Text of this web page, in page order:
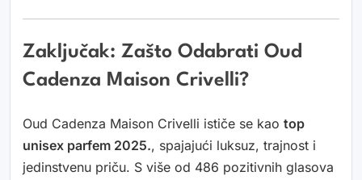
Zaključak: Zašto Odabrati Oud
Cadenza Maison Crivelli?
Oud Cadenza Maison Crivelli ističe se kao top
unisex parfem 2025., spajajući luksuz, trajnost i
jedinstvenu priču. S više od 486 pozitivnih glasova